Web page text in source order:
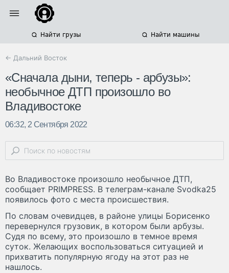
Найти грузы Найти машины
← Дальний Восток
«Сначала дыни, теперь - арбузы»:
необычное ДТП произошло во
Владивостоке
06:32, 2 Сентября 2022
Во Владивостоке произошло необычное ДТП,
сообщает PRIMPRESS. В телеграм-канале Svodka25
появилось фото с места происшествия.
По словам очевидцев, в районе улицы Борисенко
перевернулся грузовик, в котором были арбузы.
Судя по всему, это произошло в темное время
суток. Желающих воспользоваться ситуацией и
прихватить популярную ягоду на этот раз не
нашлось.